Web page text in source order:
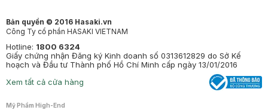
Bản quyền © 2016 Hasaki.vn
Công Ty cổ phần HASAKI VIETNAM
Hotline: 1800 6324
Giấy chứng nhận Đăng ký Kinh doanh số 0313612829 do Sở Kế
hoạch và Đầu tư Thành phố Hồ Chí Minh cấp ngày 13/01/2016
Xem tất cả cửa hàng
Mỹ Phẩm High-End